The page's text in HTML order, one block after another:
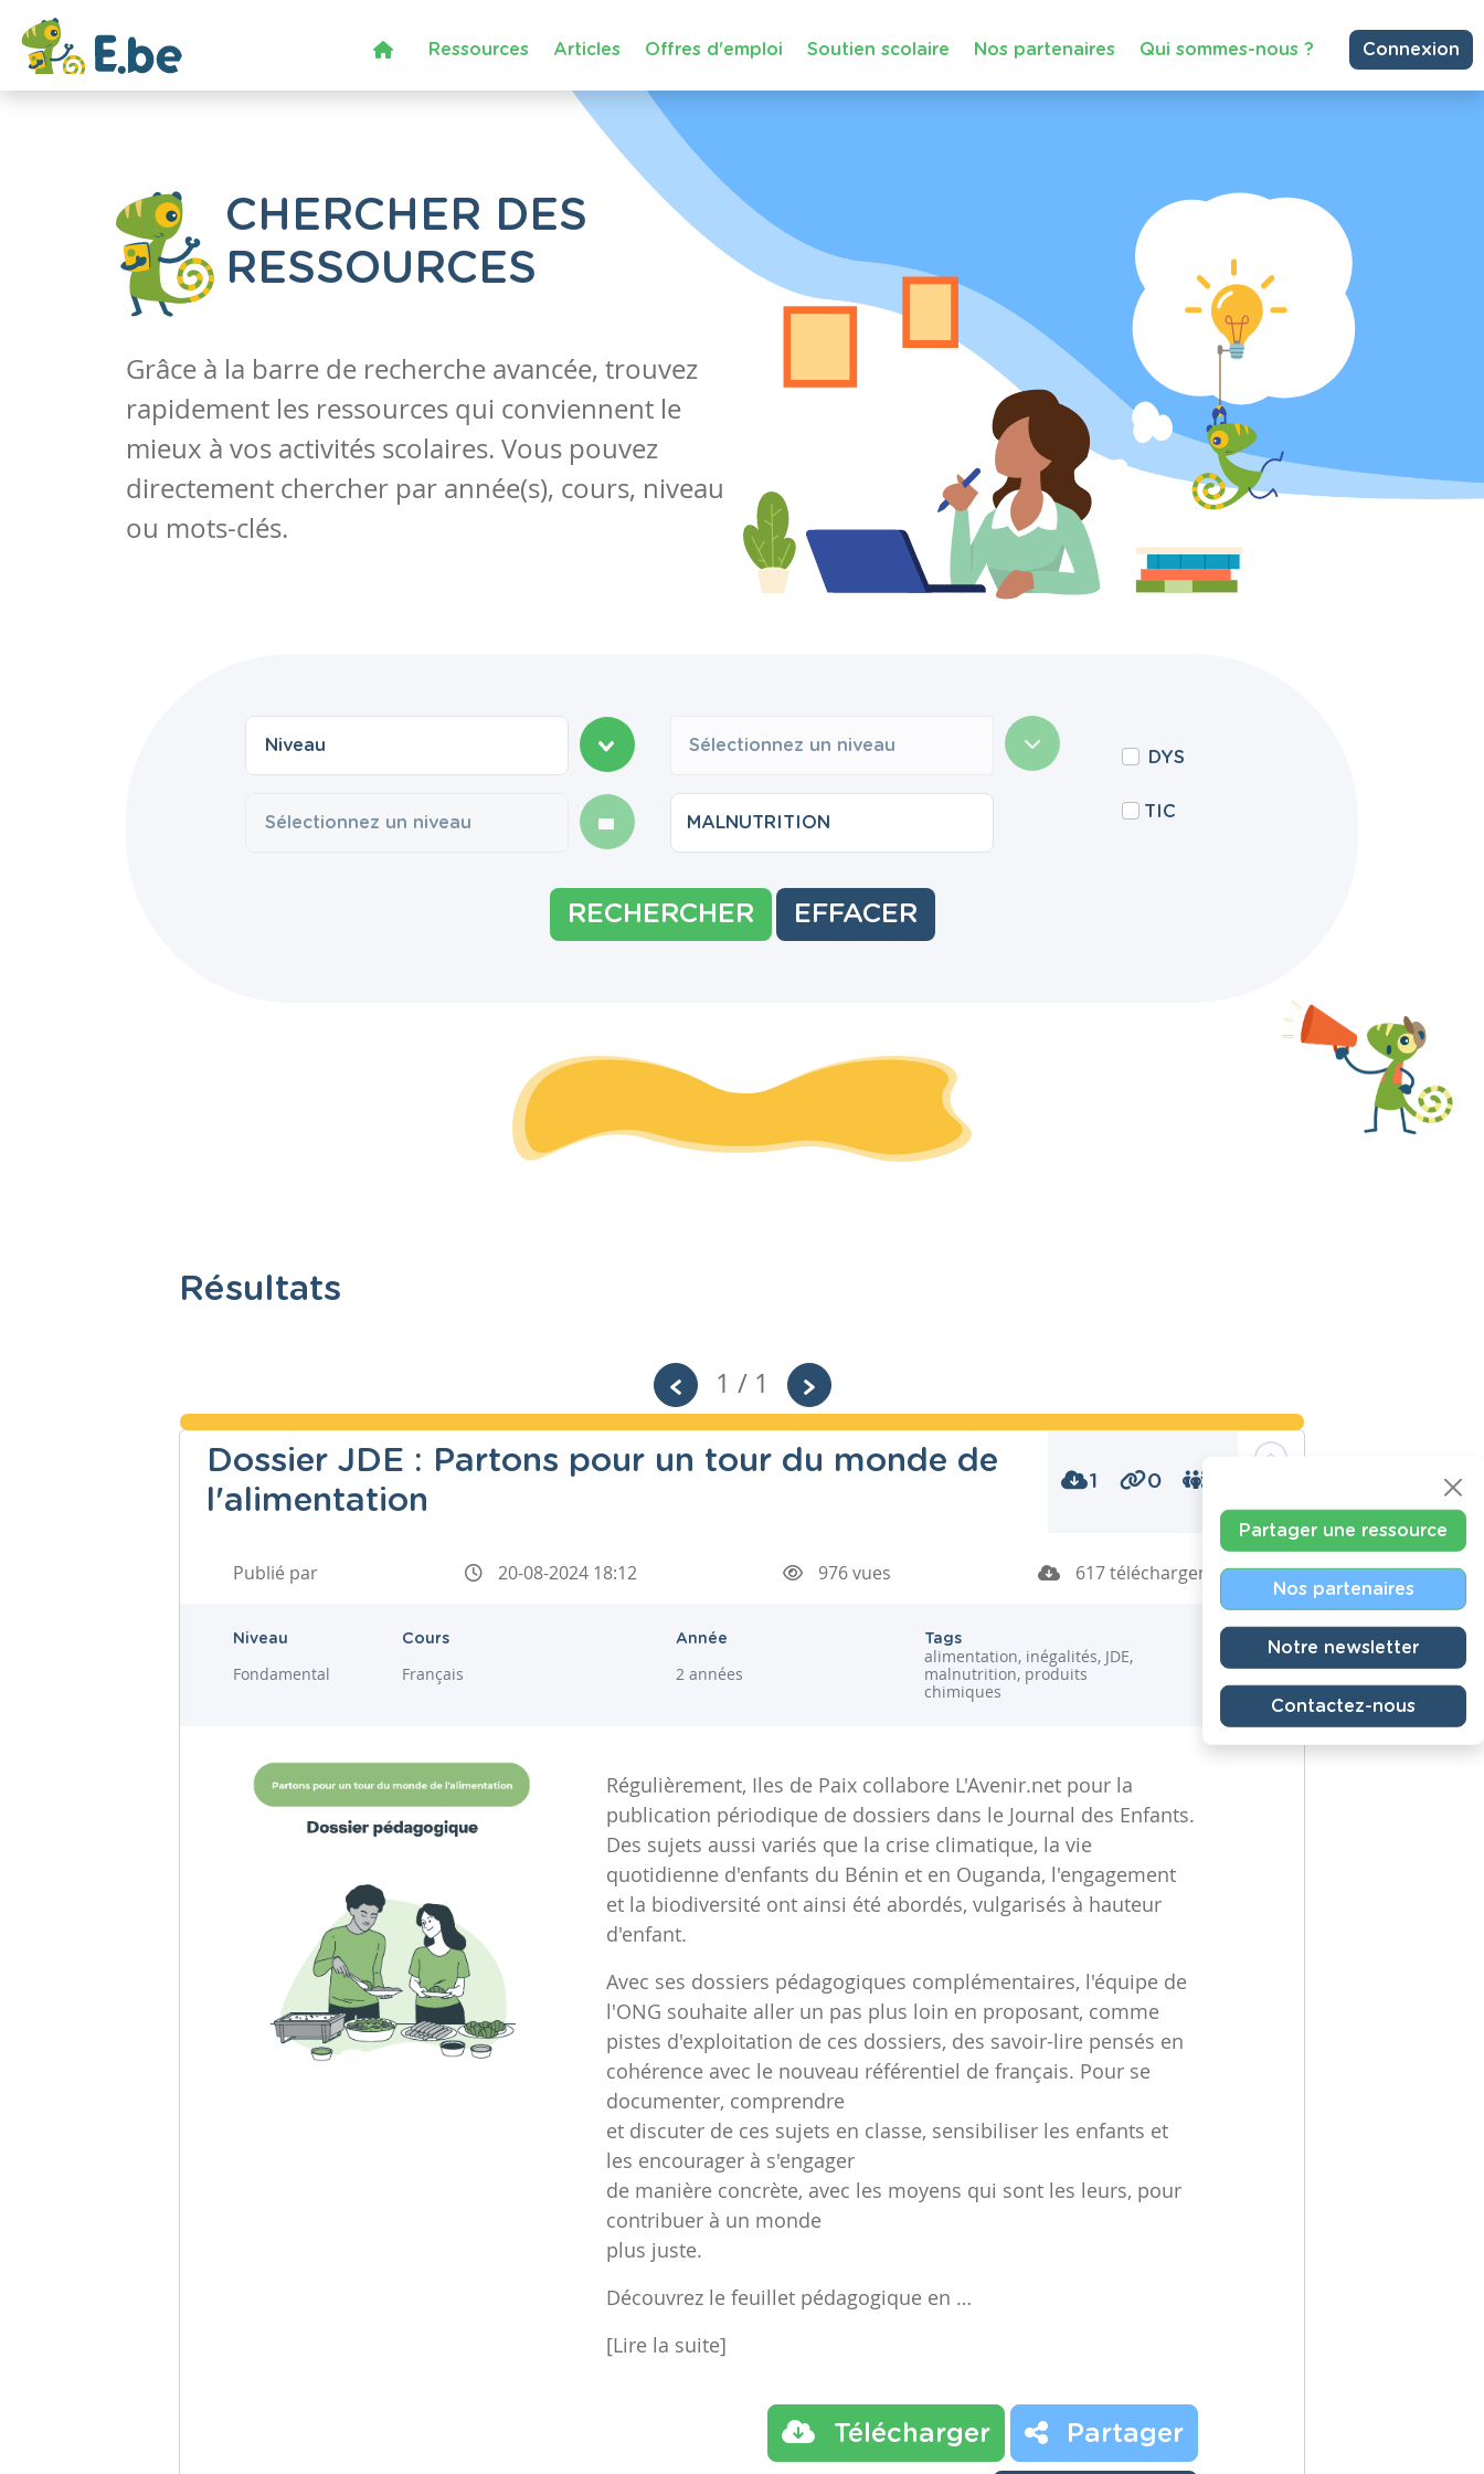
Ressources Articles Offres d'emploi Soutien scolaire Nos partenaires Qui sommes-nous ? Connexion
CHERCHER DES
RESSOURCES
Grâce à la barre de recherche avancée, trouvez
rapidement les ressources qui conviennent le
mieux à vos activités scolaires. Vous pouvez
directement chercher par année(s), cours, niveau
ou mots-clés.
Sélectionnez un niveau
DYS
TIC
RECHERCHER EFFACER
Résultats
1 / 1
Dossier JDE : Partons pour un tour du monde de
l'alimentation
1 0
Publié par 20-08-2024 18:12 976 vues 617 téléchargements
Niveau
Fondamental
Cours
Français
Année
2 années
Tags
alimentation, inégalités, JDE,
malnutrition, produits
chimiques
Régulièrement, Iles de Paix collabore L'Avenir.net pour la
publication périodique de dossiers dans le Journal des Enfants.
Des sujets aussi variés que la crise climatique, la vie
quotidienne d'enfants du Bénin et en Ouganda, l'engagement
et la biodiversité ont ainsi été abordés, vulgarisés à hauteur
d'enfant.
Avec ses dossiers pédagogiques complémentaires, l'équipe de
l'ONG souhaite aller un pas plus loin en proposant, comme
pistes d'exploitation de ces dossiers, des savoir-lire pensés en
cohérence avec le nouveau référentiel de français. Pour se
documenter, comprendre
et discuter de ces sujets en classe, sensibiliser les enfants et
les encourager à s'engager
de manière concrète, avec les moyens qui sont les leurs, pour
contribuer à un monde
plus juste.
Découvrez le feuillet pédagogique en …
[Lire la suite]
Télécharger Partager
Partager une ressource
Nos partenaires
Notre newsletter
Contactez-nous